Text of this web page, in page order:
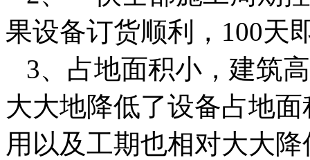
果设备订货顺利，100天
3、占地面积小，建筑
大大地降低了设备占地
用以及工期也相对大大降